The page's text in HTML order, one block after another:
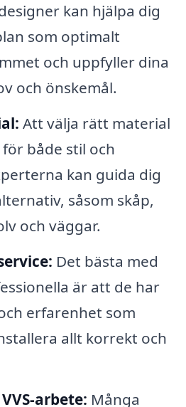
kan hjälpa dig
som optimalt
och uppfyller dina
och önskemål.
Att välja rätt material
både stil och
kan guida dig
såsom skåp,
och väggar.
Det bästa med
är att de har
erfarenhet som
allt korrekt och
arbete: Många